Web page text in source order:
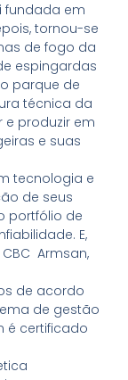
fundada em
tornou-se
de fogo da
espingardas
parque de
técnica da
e produzir em
e suas
tecnologia e
de seus
portfólio de
E,
Armsan,
de acordo
de gestão
é certificado